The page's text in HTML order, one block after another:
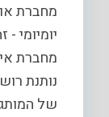
מחברת
יומיומי
מחברת
נותנת
של